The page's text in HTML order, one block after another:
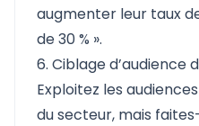
augmenter leur taux
de 30 % ».
6. Ciblage d’audience
Exploitez les
du secteur, mais